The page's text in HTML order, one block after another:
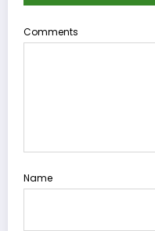
Comments
Name